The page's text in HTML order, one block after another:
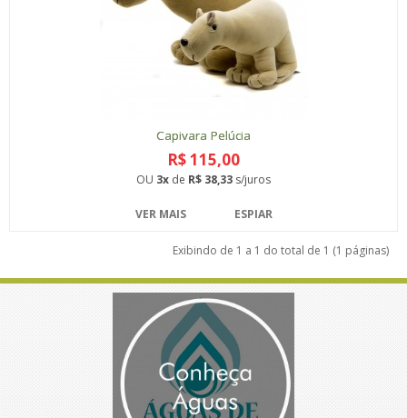
Capivara Pelúcia
R$ 115,00
OU 3x de R$ 38,33 s/juros
VER MAIS ESPIAR
Exibindo de 1 a 1 do total de 1 (1 páginas)